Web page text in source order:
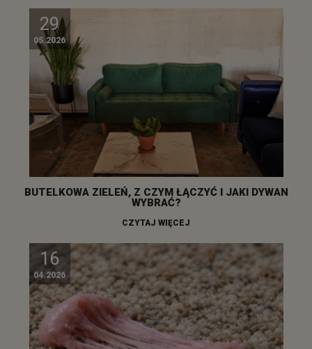
29
05.2026
BUTELKOWA ZIELEŃ, Z CZYM ŁĄCZYĆ I JAKI DYWAN
WYBRAĆ?
CZYTAJ WIĘCEJ
16
04.2026